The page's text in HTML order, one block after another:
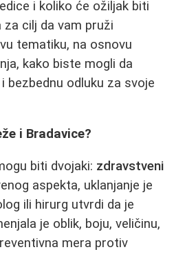
i koliko će ožiljak biti
za cilj da vam pruži
tematiku, na osnovu
kako biste mogli da
bezbednu odluku za svoje
i Bradavice?
biti dvojaki: zdravstveni
aspekta, uklanjanje je
ili hirurg utvrdi da je
je oblik, boju, veličinu,
mera protiv